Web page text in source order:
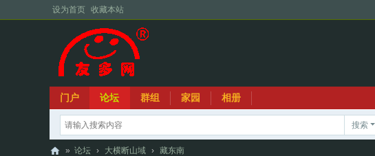
设为首页 收藏本站
门户 论坛 群组 家园 相册
搜索
» 论坛 › 大横断山域 › 藏东南